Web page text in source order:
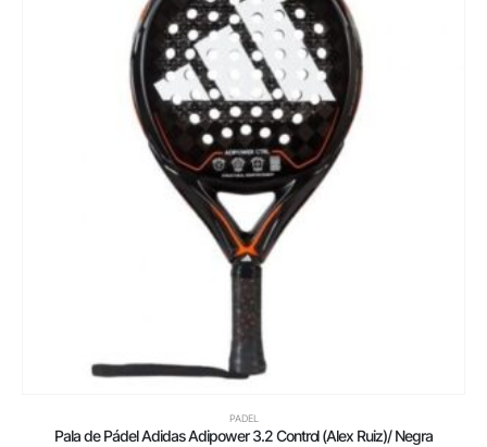
PADEL
Pala de Pádel Adidas Adipower 3.2 Control (Alex Ruiz)/ Negra